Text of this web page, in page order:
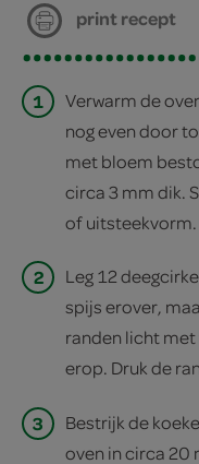
print recept
1
Verwarm de
nog even door
met bloem
circa 3 mm dik.
of uitsteekvorm.
2
Leg 12
spijs erover,
randen licht met
erop. Druk de
3
Bestrijk de
oven in circa 20